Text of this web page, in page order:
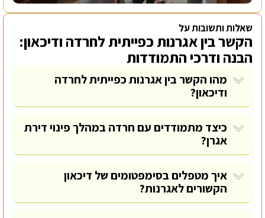
שאלות ותשובות על
הקשר בין אגרנות כפייתית לחרדה ודיכאון:
הבנה ודרכי התמודדות
מהו הקשר בין אגרנות כפייתית לחרדה
ודיכאון?
כיצד מתמודדים עם חרדה במהלך פינוי דירת
אגרן?
איך מטפלים בסימפטומים של דיכאון
הקשורים לאגרנות?